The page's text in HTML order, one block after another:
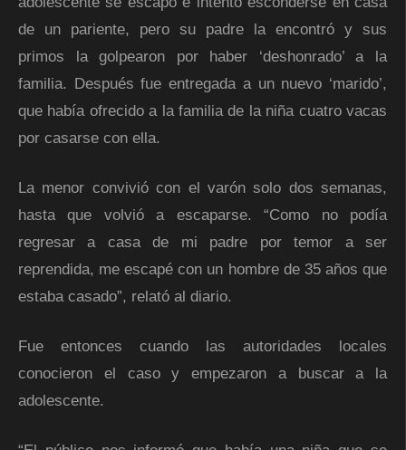
de un pariente, pero su padre la encontró y sus
primos la golpearon por haber ‘deshonrado’ a la
familia. Después fue entregada a un nuevo ‘marido’,
que había ofrecido a la familia de la niña cuatro vacas
por casarse con ella.
La menor convivió con el varón solo dos semanas,
hasta que volvió a escaparse. “Como no podía
regresar a casa de mi padre por temor a ser
reprendida, me escapé con un hombre de 35 años que
estaba casado”, relató al diario.
Fue entonces cuando las autoridades locales
conocieron el caso y empezaron a buscar a la
adolescente.